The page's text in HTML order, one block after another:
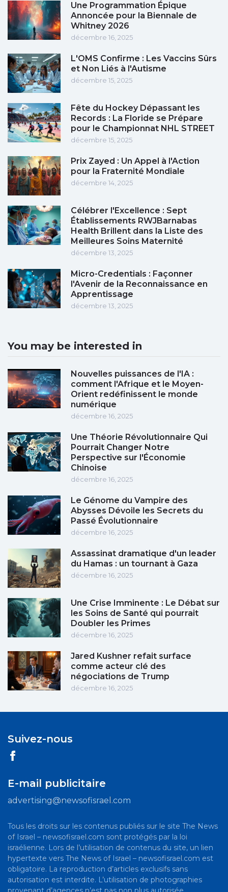
Une Programmation Épique
Annoncée pour la Biennale de
Whitney 2026
décembre 16, 2025
L'OMS Confirme : Les Vaccins Sûrs
et Non Liés à l'Autisme
décembre 15, 2025
Fête du Hockey Dépassant les
Records : La Floride se Prépare
pour le Championnat NHL STREET
décembre 15, 2025
Prix Zayed : Un Appel à l'Action
pour la Fraternité Mondiale
décembre 14, 2025
Célébrer l'Excellence : Sept
Établissements RWJBarnabas
Health Brillent dans la Liste des
Meilleures Soins Maternité
décembre 13, 2025
Micro-Credentials : Façonner
l'Avenir de la Reconnaissance en
Apprentissage
décembre 13, 2025
You may be interested in
Nouvelles puissances de l'IA :
comment l'Afrique et le Moyen-
Orient redéfinissent le monde
numérique
décembre 16, 2025
Une Théorie Révolutionnaire Qui
Pourrait Changer Notre
Perspective sur l'Économie
Chinoise
décembre 16, 2025
Le Génome du Vampire des
Abysses Dévoile les Secrets du
Passé Évolutionnaire
décembre 16, 2025
Assassinat dramatique d'un leader
du Hamas : un tournant à Gaza
décembre 16, 2025
Une Crise Imminente : Le Débat sur
les Soins de Santé qui pourrait
Doubler les Primes
décembre 16, 2025
Jared Kushner refait surface
comme acteur clé des
négociations de Trump
décembre 16, 2025
Suivez-nous
E-mail publicitaire
advertising@newsofisrael.com
Tous les droits sur les contenus publiés sur le site The News
of Israel – newsofisrael.com sont protégés par la loi
israélienne. Lors de l’utilisation de contenus du site, un lien
hypertexte vers The News of Israel – newsofisrael.com est
obligatoire. La reproduction d’articles exclusifs sans
autorisation est interdite. L’utilisation de photographies